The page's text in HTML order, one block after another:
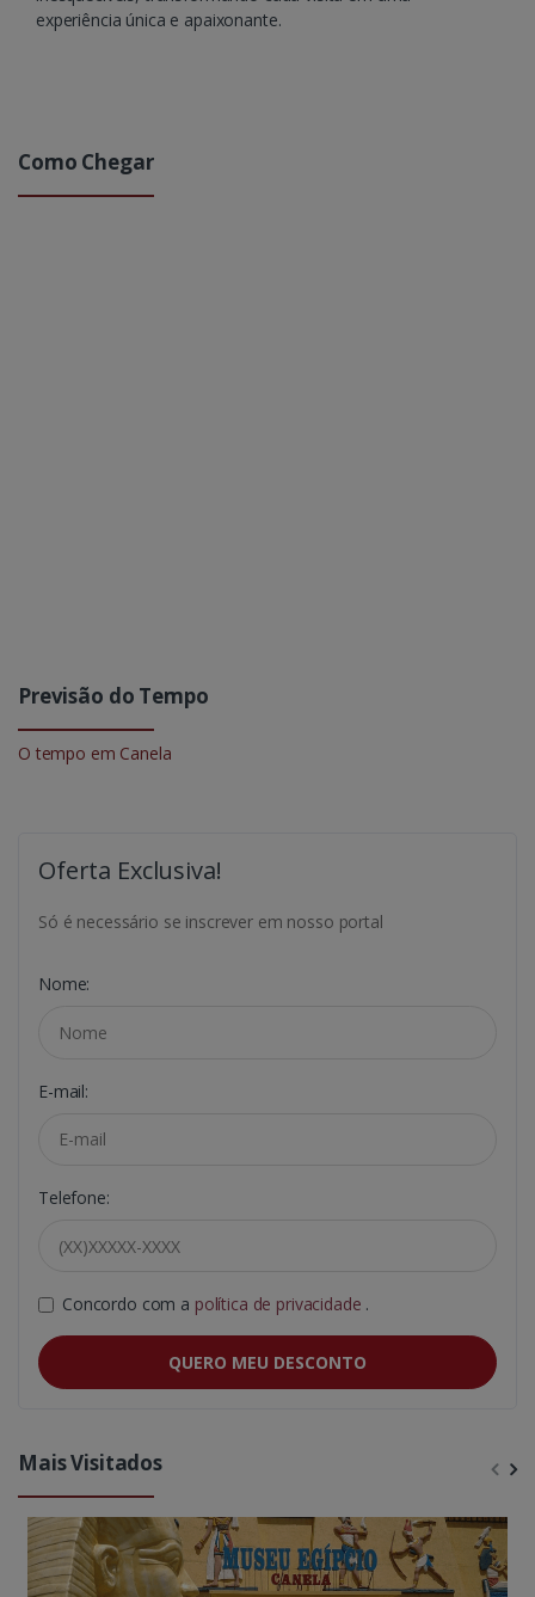
experiência única e apaixonante.
Como Chegar
Previsão do Tempo
O tempo em Canela
Oferta Exclusiva!
Só é necessário se inscrever em nosso portal
Nome:
E-mail:
Telefone:
Concordo com a política de privacidade .
QUERO MEU DESCONTO
Mais Visitados